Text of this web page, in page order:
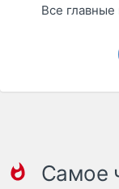
Все
Самое